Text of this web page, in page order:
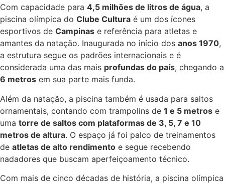
Com capacidade para 4,5 milhões de litros de água, a
piscina olímpica do Clube Cultura é um dos ícones
esportivos de Campinas e referência para atletas e
amantes da natação. Inaugurada no início dos anos 1970,
a estrutura segue os padrões internacionais e é
considerada uma das mais profundas do país, chegando a
6 metros em sua parte mais funda.
Além da natação, a piscina também é usada para saltos
ornamentais, contando com trampolins de 1 e 5 metros e
uma torre de saltos com plataformas de 3, 5, 7 e 10
metros de altura. O espaço já foi palco de treinamentos
de atletas de alto rendimento e segue recebendo
nadadores que buscam aperfeiçoamento técnico.
Com mais de cinco décadas de história, a piscina olímpica